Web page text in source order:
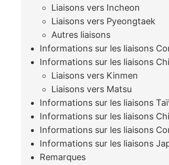
Liaisons vers Incheon
Liaisons vers Pyeongtaek
Autres liaisons
Informations sur les liaisons
Informations sur les liaisons
Liaisons vers Kinmen
Liaisons vers Matsu
Informations sur les liaisons
Informations sur les liaisons
Informations sur les liaisons
Informations sur les liaisons
Remarques